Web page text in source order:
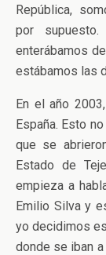
República,
por
enterábamos
estábamos las
En el año
España. Esto
que se
Estado de
empieza a
Emilio Silva y
yo decidimos
donde se iban